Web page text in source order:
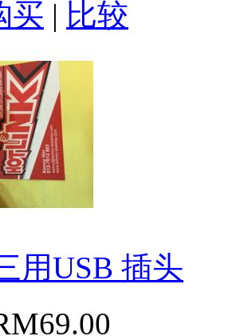
买 | 比较
用USB 插头